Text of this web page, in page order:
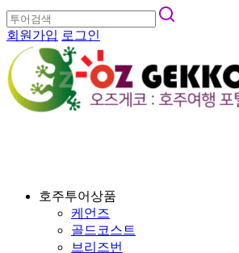
회원가입 로그인
호주투어상품
케언즈
골드코스트
브리즈번